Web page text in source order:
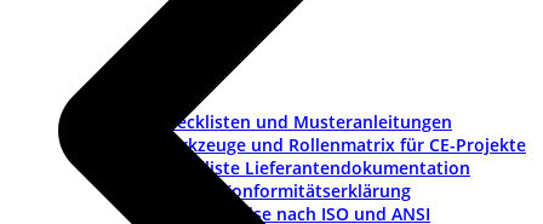
Checklisten und Musteranleitungen
Werkzeuge und Rollenmatrix für CE-Projekte
Checkliste Lieferantendokumentation
Muster-Konformitätserklärung
Warnhinweise nach ISO und ANSI